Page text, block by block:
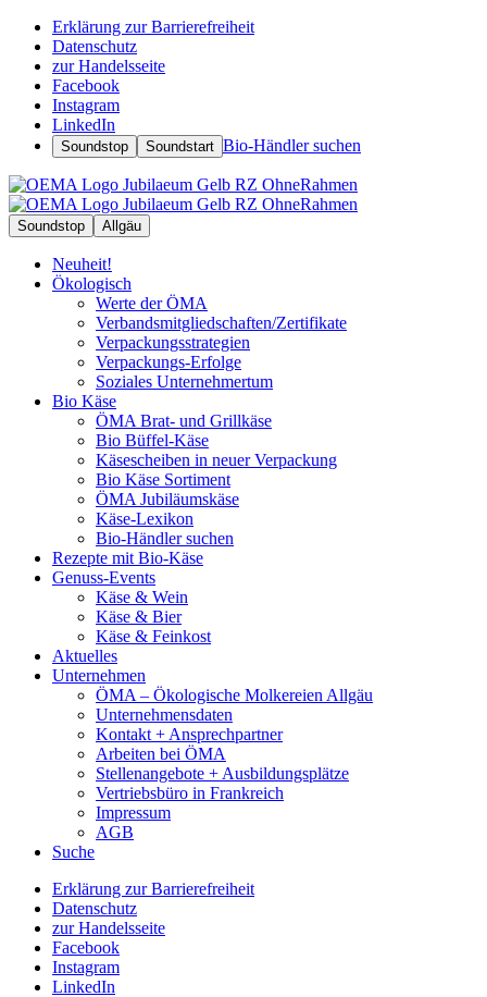
Erklärung zur Barrierefreiheit
Datenschutz
zur Handelsseite
Facebook
Instagram
LinkedIn
Soundstop Soundstart Bio-Händler suchen
Soundstop Allgäu
Neuheit!
Ökologisch
Werte der ÖMA
Verbandsmitgliedschaften/Zertifikate
Verpackungsstrategien
Verpackungs-Erfolge
Soziales Unternehmertum
Bio Käse
ÖMA Brat- und Grillkäse
Bio Büffel-Käse
Käsescheiben in neuer Verpackung
Bio Käse Sortiment
ÖMA Jubiläumskäse
Käse-Lexikon
Bio-Händler suchen
Rezepte mit Bio-Käse
Genuss-Events
Käse & Wein
Käse & Bier
Käse & Feinkost
Aktuelles
Unternehmen
ÖMA – Ökologische Molkereien Allgäu
Unternehmensdaten
Kontakt + Ansprechpartner
Arbeiten bei ÖMA
Stellenangebote + Ausbildungsplätze
Vertriebsbüro in Frankreich
Impressum
AGB
Suche
Erklärung zur Barrierefreiheit
Datenschutz
zur Handelsseite
Facebook
Instagram
LinkedIn